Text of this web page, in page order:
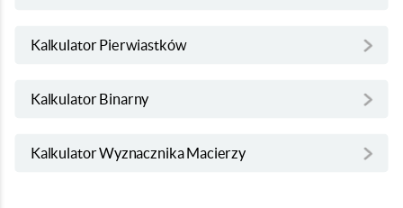
Kalkulator Pierwiastków
Kalkulator Binarny
Kalkulator Wyznacznika Macierzy